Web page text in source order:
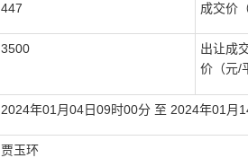
447 成交价
3500
出让成
价（元/
2024年01月04日09时00分 至 2024年01月
贾玉环